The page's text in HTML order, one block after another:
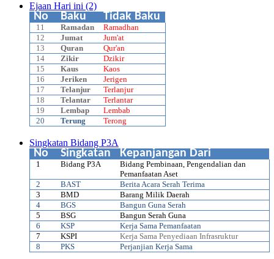
Ejaan Hari ini (2)
No Baku Tidak Baku
11 Ramadan
Ramadhan
12
Jumat
Jum'at
13
Quran
Qur'an
14
Zikir
Dzikir
15
Kaus
Kaos
16
Jeriken
Jerigen
17
Telanjur
Terlanjur
18
Telantar
Terlantar
19
Lembap
Lembab
20
Terung Terong
Singkatan Bidang P3A
No Singkatan Kepanjangan Dari
1 Bidang P3A
Bidang Pembinaan, Pengendalian dan
Pemanfaatan Aset
2
BAST
Berita Acara Serah Terima
3
BMD
Barang Milik Daerah
4
BGS
Bangun Guna Serah
5
BSG
Bangun Serah Guna
6
KSP
Kerja Sama Pemanfaatan
7
KSPI
Kerja Sama Penyediaan Infrasruktur
8
PKS Perjanjian Kerja Sama